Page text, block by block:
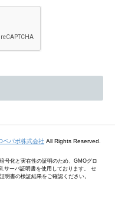
ペパボ株式会社 All Rights Reserved.
号化と実在性の証明のため、GMOグロ
サーバ証明書を使用しております。 セ
明書の検証結果をご確認ください。